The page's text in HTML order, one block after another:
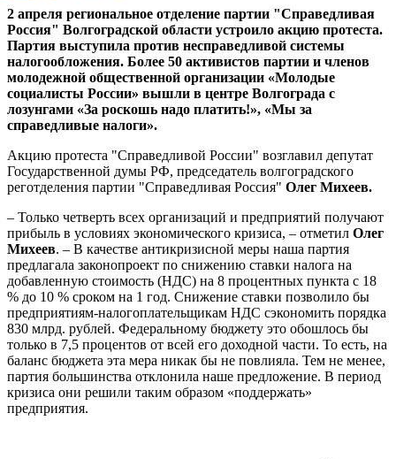
2 апреля региональное отделение партии "Справедливая
Россия" Волгоградской области устроило акцию протеста.
Партия выступила против несправедливой системы
налогообложения. Более 50 активистов партии и членов
молодежной общественной организации «Молодые
социалисты России» вышли в центре Волгограда с
лозунгами «За роскошь надо платить!», «Мы за
справедливые налоги».
Акцию протеста "Справедливой России" возглавил депутат
Государственной думы РФ, председатель волгоградского
реготделения партии "Справедливая Россия" Олег Михеев.
– Только четверть всех организаций и предприятий получают
прибыль в условиях экономического кризиса, – отметил Олег
Михеев. – В качестве антикризисной меры наша партия
предлагала законопроект по снижению ставки налога на
добавленную стоимость (НДС) на 8 процентных пункта с 18
% до 10 % сроком на 1 год. Снижение ставки позволило бы
предприятиям-налогоплательщикам НДС сэкономить порядка
830 млрд. рублей. Федеральному бюджету это обошлось бы
только в 7,5 процентов от всей его доходной части. То есть, на
баланс бюджета эта мера никак бы не повлияла. Тем не менее,
партия большинства отклонила наше предложение. В период
кризиса они решили таким образом «поддержать»
предприятия.